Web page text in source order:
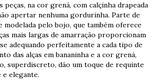
peças, na cor grená, com calçinha drapeada
apertar nenhuma gordurinha. Parte de
modelada pelo bojo, que também oferece
mais largas de amarração proporcionam
adequando perfeitamente a cada tipo de
das alças em bananinha e a cor grená,
superdiscreto, dão um toque de requinte
e elegante.